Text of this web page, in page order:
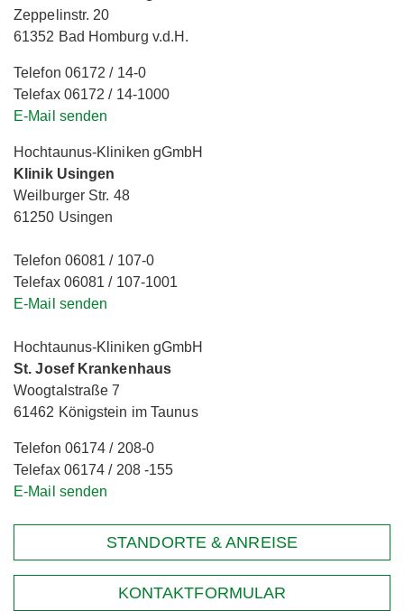
Zeppelinstr. 20
61352 Bad Homburg v.d.H.
Telefon 06172 / 14-0
Telefax 06172 / 14-1000
E-Mail senden
Hochtaunus-Kliniken gGmbH
Klinik Usingen
Weilburger Str. 48
61250 Usingen
Telefon 06081 / 107-0
Telefax 06081 / 107-1001
E-Mail senden
Hochtaunus-Kliniken gGmbH
St. Josef Krankenhaus
Woogtalstraße 7
61462 Königstein im Taunus
Telefon 06174 / 208-0
Telefax 06174 / 208 -155
E-Mail senden
STANDORTE & ANREISE
KONTAKTFORMULAR